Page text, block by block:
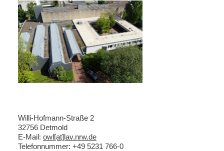
Willi-Hofmann-Straße 2
32756 Detmold
E-Mail: owl[at]lav.nrw.de
Telefonnummer: +49 5231 766-0